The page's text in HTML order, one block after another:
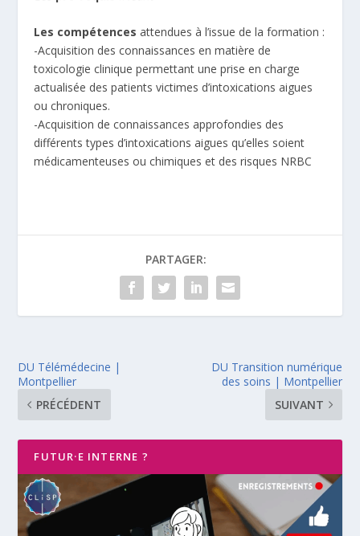
Les compétences attendues à l’issue de la formation :
-Acquisition des connaissances en matière de
toxicologie clinique permettant une prise en charge
actualisée des patients victimes d’intoxications aigues
ou chroniques.
-Acquisition de connaissances approfondies des
différents types d’intoxications aigues qu’elles soient
médicamenteuses ou chimiques et des risques NRBC
PARTAGER:
DU Télémédecine |
Montpellier
PRÉCÉDENT
DU Transition numérique
des soins | Montpellier
SUIVANT
FUTUR·E INTERNE ?